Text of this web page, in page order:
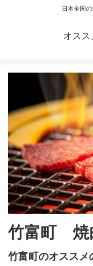
日本全国
オスス
竹富町 焼
竹富町のオススメ